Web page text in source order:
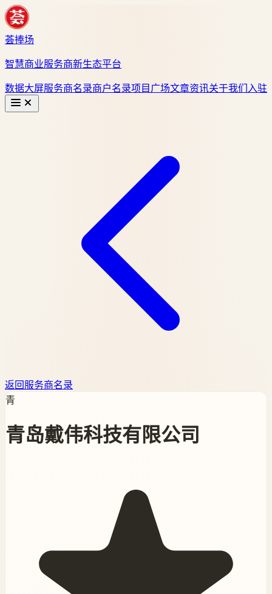
荟捧场
智慧商业服务商新生态平台
数据大屏服务商名录商户名录项目广场文章资讯关于我们 入驻
返回服务商名录
青
青岛戴伟科技有限公司